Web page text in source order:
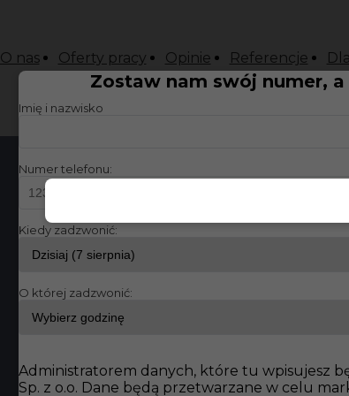
O nas Oferty pracy Opinie Referencje
Zostaw nam swój numer,
Imię i nazwisko
Numer telefonu:
Kiedy zadzwonić:
O której zadzwonić:
Administratorem danych, które tu wpisujesz
Sp. z o.o. Dane będą przetwarzane w celu